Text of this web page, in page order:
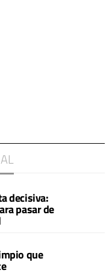
decisiva:
pasar de
que